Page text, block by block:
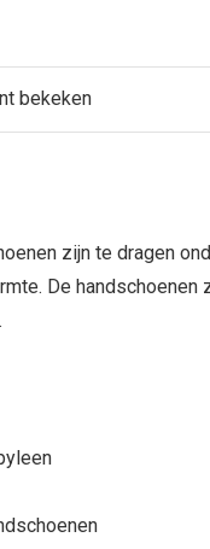
bekeken
zijn te dragen
De handschoenen